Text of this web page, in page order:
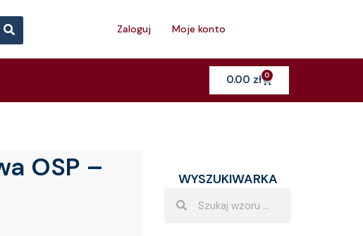
Search
Zaloguj Moje konto
0.00 zł 0Cart
OSP –
WYSZUKIWARKA